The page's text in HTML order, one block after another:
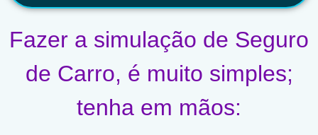
Fazer a simulação de Seguro
de Carro, é muito simples;
tenha em mãos: